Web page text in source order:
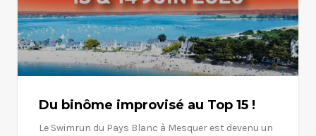
Du binôme improvisé au Top 15 !
Le Swimrun du Pays Blanc à Mesquer est devenu un